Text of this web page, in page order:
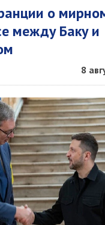
о
между Баку и
8